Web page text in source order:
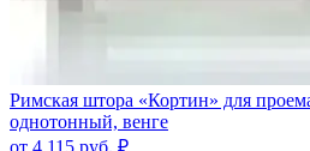
Римская штора «Кортин» для
однотонный, венге
от 4 115 руб. ₽